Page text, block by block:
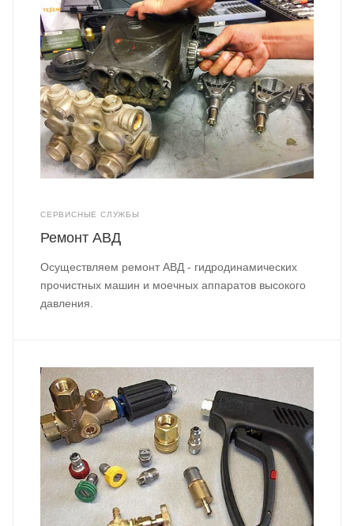
СЕРВИСНЫЕ СЛУЖБЫ
Ремонт АВД
Осуществляем ремонт АВД - гидродинамических
прочистных машин и моечных аппаратов высокого
давления.